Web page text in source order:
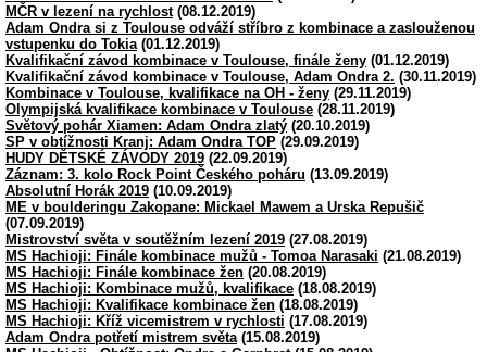
MČR v lezení na rychlost(08.12.2019)
Adam Ondra si z Toulouse odváží stříbro z kombinace a zaslouženou
vstupenku do Tokia (01.12.2019)
Kvalifikační závod kombinace v Toulouse, finále ženy (01.12.2019)
Kvalifikační závod kombinace v Toulouse, Adam Ondra 2. (30.11.2019)
Kombinace v Toulouse, kvalifikace na OH - ženy (29.11.2019)
Olympijská kvalifikace kombinace v Toulouse (28.11.2019)
Světový pohár Xiamen: Adam Ondra zlatý (20.10.2019)
SP v obtížnosti Kranj: Adam Ondra TOP (29.09.2019)
HUDY DĚTSKÉ ZÁVODY 2019 (22.09.2019)
Záznam: 3. kolo Rock Point Českého poháru (13.09.2019)
Absolutní Horák 2019 (10.09.2019)
ME v boulderingu Zakopane: Mickael Mawem a Urska Repušič
(07.09.2019)
Mistrovství světa v soutěžním lezení 2019 (27.08.2019)
MS Hachioji: Finále kombinace mužů - Tomoa Narasaki (21.08.2019)
MS Hachioji: Finále kombinace žen (20.08.2019)
MS Hachioji: Kombinace mužů, kvalifikace (18.08.2019)
MS Hachioji: Kvalifikace kombinace žen (18.08.2019)
MS Hachioji: Kříž vicemistrem v rychlosti (17.08.2019)
Adam Ondra potřetí mistrem světa (15.08.2019)